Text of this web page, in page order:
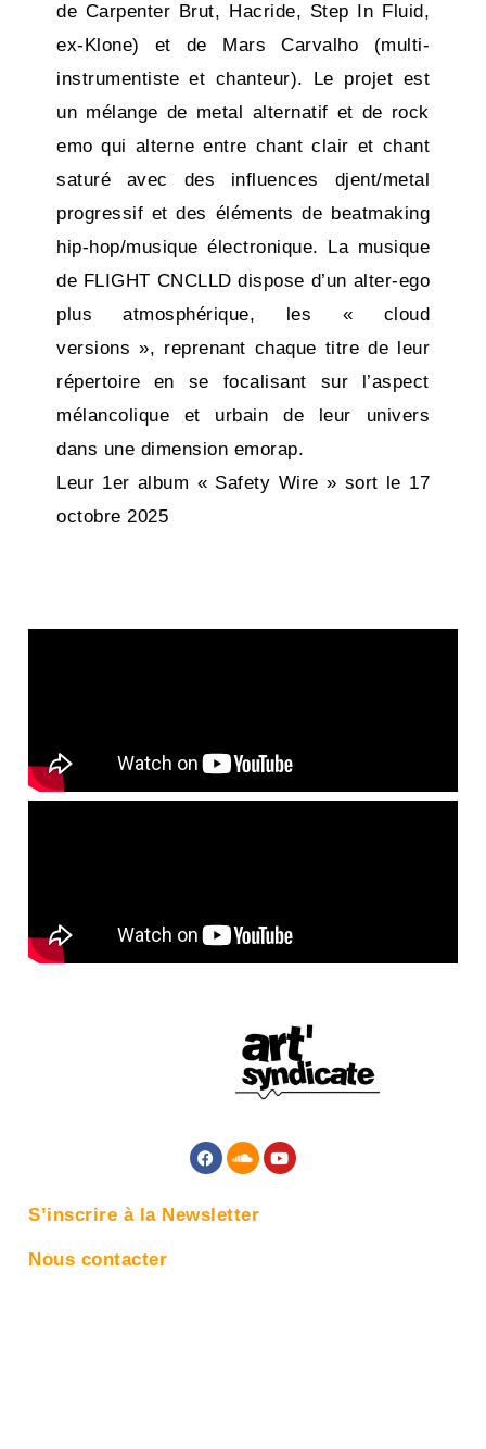
de Carpenter Brut, Hacride, Step In Fluid,
ex-Klone) et de Mars Carvalho (multi-
instrumentiste et chanteur). Le projet est
un mélange de metal alternatif et de rock
emo qui alterne entre chant clair et chant
saturé avec des influences djent/metal
progressif et des éléments de beatmaking
hip-hop/musique électronique. La musique
de FLIGHT CNCLLD dispose d’un alter-ego
plus atmosphérique, les « cloud
versions », reprenant chaque titre de leur
répertoire en se focalisant sur l’aspect
mélancolique et urbain de leur univers
dans une dimension emorap.
Leur 1er album « Safety Wire » sort le 17
octobre 2025
S’inscrire à la Newsletter
Nous contacter